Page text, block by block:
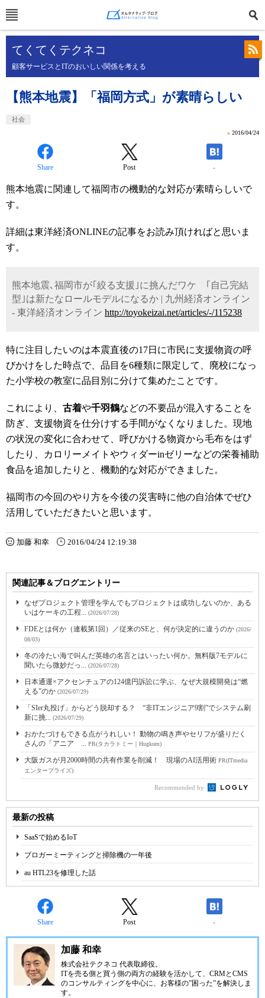
てくてくテクネコ
顧客サービスとITのおいしい関係を考える
【熊本地震】「福岡方式」が素晴らしい
社会
» 2016/04/24
Share Post -
熊本地震に関連して福岡市の機動的な対応が素晴らしいで
す。
詳細は東洋経済ONLINEの記事をお読み頂ければと思いま
す。
熊本地震､福岡市が｢絞る支援｣に挑んだワケ ｢自己完結
型｣は新たなロールモデルになるか | 九州経済オンライン
- 東洋経済オンライン http://toyokeizai.net/articles/-/115238
特に注目したいのは本震直後の17日に市民に支援物資の呼
びかけをした時点で、品目を6種類に限定して、廃校になっ
た小学校の教室に品目別に分けて集めたことです。
これにより、 古着や千羽鶴などの不要品が混入することを
防ぎ、支援物資を仕分けする手間がなくなりました。現地
の状況の変化に合わせて、呼びかける物資から毛布をはず
したり、カロリーメイトやウィダーinゼリーなどの栄養補助
食品を追加したりと、機動的な対応ができました。
福岡市の今回のやり方を今後の災害時に他の自治体でぜひ
活用していただきたいと思います。
加藤 和幸 2016/04/24 12:19:38
関連記事＆ブログエントリー
なぜプロジェクト管理を学んでもプロジェクトは成功しないのか、ある
いはケーキの工程... (2026/07/28)
FDEとは何か（連載第1回）／従来のSEと、何が決定的に違うのか (2026/
08/03)
冬の冷たい海で叫んだ英雄の名言とはいったい何か。無料版7モデルに
聞いたら微妙だっ... (2026/07/28)
日本通運×アクセンチュアの124億円訴訟に学ぶ、なぜ大規模開発は“燃
える”のか (2026/07/29)
「SIer丸投げ」からどう脱却する？ “非ITエンジニア9割”でシステム刷
新に挑... (2026/07/29)
おかたづけもできる点がうれしい！ 動物の鳴き声やセリフが盛りだく
さんの「アニア ... PR(タカラトミー｜Hugkum)
大阪ガスが月2000時間の共有作業を削減！ 現場のAI活用術 PR(ITmedia
エンタープライズ)
Recommended by
最新の投稿
SaaSで始めるIoT
ブロガーミーティングと掃除機の一年後
au HTL23を修理した話
Share Post -
加藤 和幸
株式会社テクネコ 代表取締役。
ITを売る側と買う側の両方の経験を活かして、CRMとCMS
のコンサルティングを中心に、お客様の”困った”を解決しま
す。